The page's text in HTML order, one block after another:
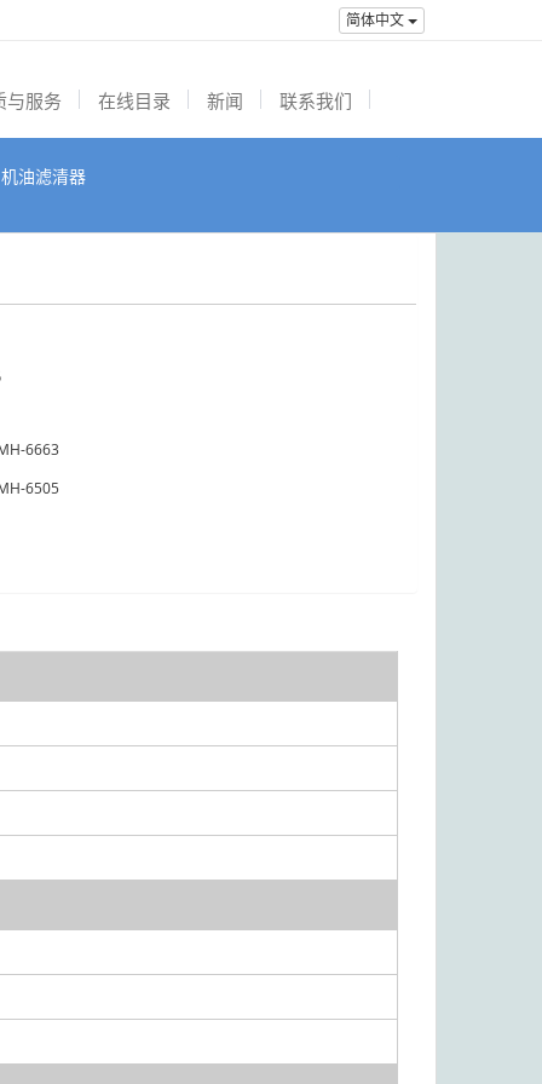
简体中文
与服务 在线目录 新闻 联系我们
机油滤清器
6663
6505